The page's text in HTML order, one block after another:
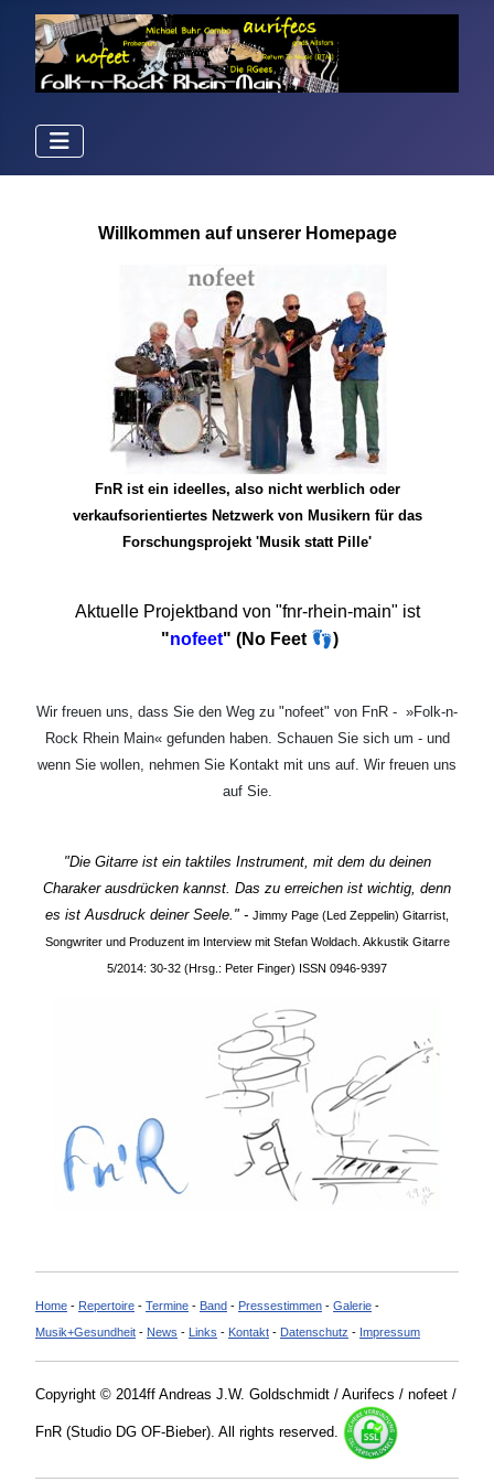
Willkommen auf unserer Homepage
FnR ist ein ideelles, also nicht werblich oder
verkaufsorientiertes Netzwerk von Musikern für das
Forschungsprojekt 'Musik statt Pille'
Aktuelle Projektband von "fnr-rhein-main" ist
"nofeet" (No Feet 👣)
Wir freuen uns, dass Sie den Weg zu "nofeet" von FnR - »Folk-n-
Rock Rhein Main« gefunden haben. Schauen Sie sich um - und
wenn Sie wollen, nehmen Sie Kontakt mit uns auf. Wir freuen uns
auf Sie.
"Die Gitarre ist ein taktiles Instrument, mit dem du deinen
Charaker ausdrücken kannst. Das zu erreichen ist wichtig, denn
es ist Ausdruck deiner Seele." - Jimmy Page (Led Zeppelin) Gitarrist,
Songwriter und Produzent im Interview mit Stefan Woldach. Akkustik Gitarre
5/2014: 30-32 (Hrsg.: Peter Finger) ISSN 0946-9397
Home - Repertoire - Termine - Band - Pressestimmen - Galerie -
Musik+Gesundheit - News - Links - Kontakt - Datenschutz - Impressum
Copyright © 2014ff Andreas J.W. Goldschmidt / Aurifecs / nofeet /
FnR (Studio DG OF-Bieber). All rights reserved.